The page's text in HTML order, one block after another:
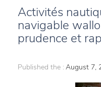
Activités
navigable
prudence et
Published the : August 7,